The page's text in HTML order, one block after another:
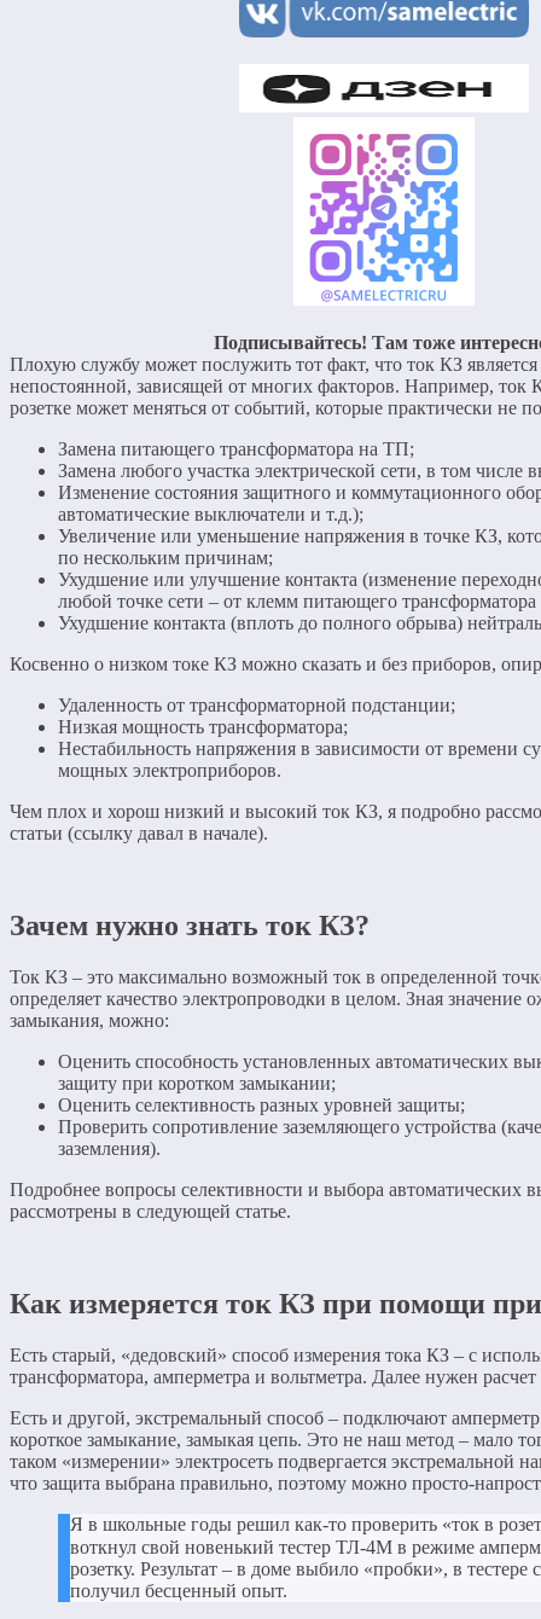
Подписывайтесь! Там тоже
Плохую службу может послужить тот факт, что ток КЗ
непостоянной, зависящей от многих факторов. Например, ток
розетке может меняться от событий, которые практически не
Замена питающего трансформатора на ТП;
Замена любого участка электрической сети, в том числе
Изменение состояния защитного и коммутационного
автоматические выключатели и т.д.);
Увеличение или уменьшение напряжения в точке КЗ,
по нескольким причинам;
Ухудшение или улучшение контакта (изменение
любой точке сети – от клемм питающего
Ухудшение контакта (вплоть до полного обрыва)
Косвенно о низком токе КЗ можно сказать и без приборов,
Удаленность от трансформаторной подстанции;
Низкая мощность трансформатора;
Нестабильность напряжения в зависимости от времени
мощных электроприборов.
Чем плох и хорош низкий и высокий ток КЗ, я подробно
статьи (ссылку давал в начале).
Зачем нужно знать ток КЗ?
Ток КЗ – это максимально возможный ток в определенной
определяет качество электропроводки в целом. Зная значение
замыкания, можно:
Оценить способность установленных автоматических
защиту при коротком замыкании;
Оценить селективность разных уровней защиты;
Проверить сопротивление заземляющего устройства
заземления).
Подробнее вопросы селективности и выбора автоматических
рассмотрены в следующей статье.
Как измеряется ток КЗ при помощи
Есть старый, «дедовский» способ измерения тока КЗ – с
трансформатора, амперметра и вольтметра. Далее нужен
Есть и другой, экстремальный способ – подключают
короткое замыкание, замыкая цепь. Это не наш метод – мало
таком «измерении» электросеть подвергается экстремальной
что защита выбрана правильно, поэтому можно просто-
Я в школьные годы решил как-то проверить «ток в
воткнул свой новенький тестер ТЛ-4М в режиме
розетку. Результат – в доме выбило «пробки», в тестере
получил бесценный опыт.